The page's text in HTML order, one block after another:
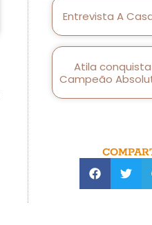
Entrevista A
Atila
Campeão